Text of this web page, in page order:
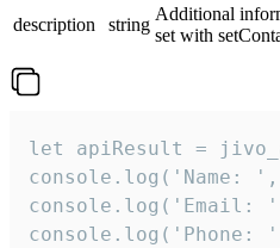
description
string
Additional
set with
let apiResult =
console.log('Name:
console.log('Email:
console.log('Phone: